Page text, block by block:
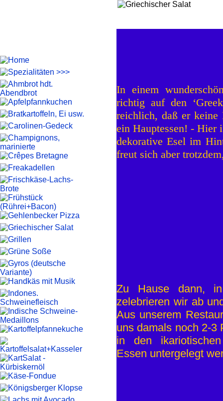
In einem
richtig auf den
reichlich, daß er keine
ein Hauptessen! - Hier
dekorative Esel im
freut sich aber
Zu Hause dann,
zelebrieren wir ab
Aus unserem
uns damals noch 2-3
in den
Essen untergelegt